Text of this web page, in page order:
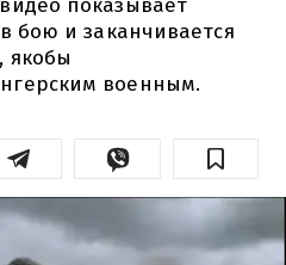
бою и заканчивается
якобы
военным.